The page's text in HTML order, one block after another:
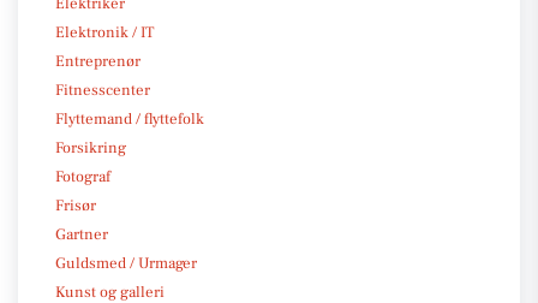
Elektronik / IT
Entreprenør
Fitnesscenter
Flyttemand / flyttefolk
Forsikring
Fotograf
Frisør
Gartner
Guldsmed / Urmager
Kunst og galleri